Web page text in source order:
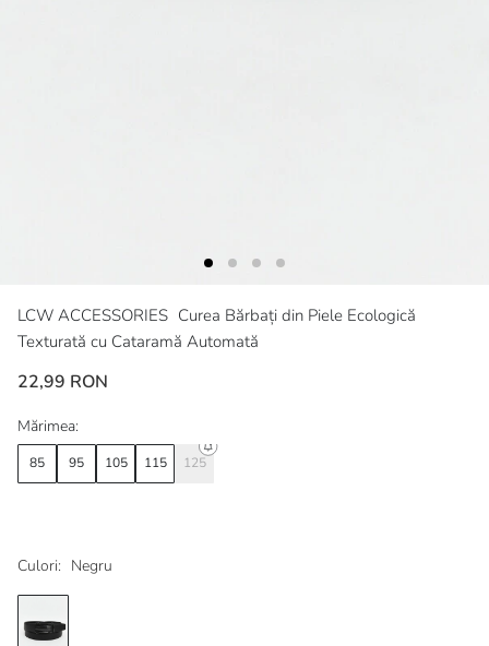
LCW ACCESSORIES Curea Bărbați din Piele Ecologică
Texturată cu Cataramă Automată
22,99 RON
Culori: Negru
Mărimea:
85 95 105 115 125